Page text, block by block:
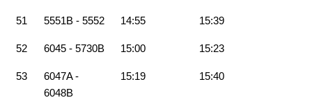
51 5551B - 5552 14:55 15:39
52 6045 - 5730B 15:00 15:23
53
6047A -
6048B
15:19 15:40